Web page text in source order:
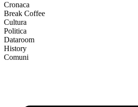
Cronaca
Break Coffee
Cultura
Politica
Dataroom
History
Comuni